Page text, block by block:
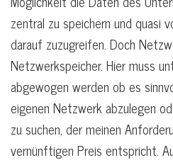
zentral zu speichern und quasi
darauf zuzugreifen. Doch
Netzwerkspeicher. Hier muss
abgewogen werden ob es
eigenen Netzwerk abzulegen
zu suchen, der meinen
vernünftigen Preis entspricht.